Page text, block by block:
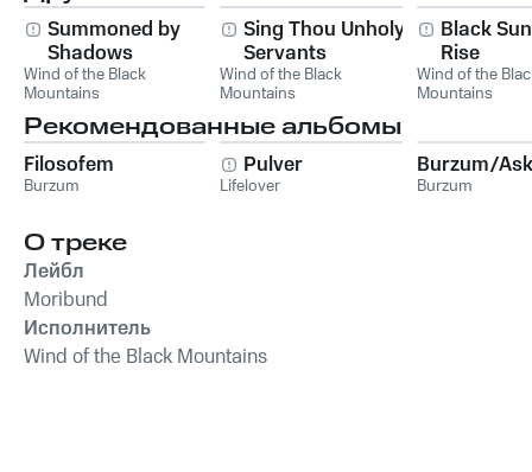
Summoned by
Shadows
Wind of the Black
Mountains
Sing Thou Unholy
Servants
Wind of the Black
Mountains
Black
Rise
Wind of the
Mountains
Рекомендованные альбомы
Filosofem
Burzum
Pulver
Lifelover
Burzum/
Burzum
О треке
Лейбл
Moribund
Исполнитель
Wind of the Black Mountains